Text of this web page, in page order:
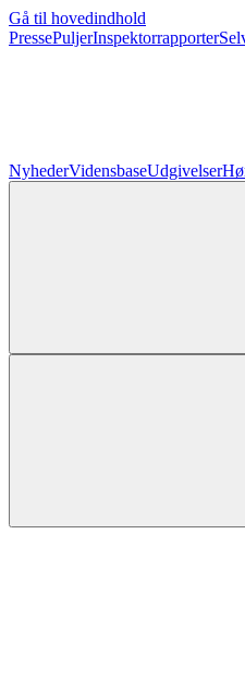
Gå til hovedindhold
PressePuljerInspektorrapporter
NyhederVidensbaseUdgivelser